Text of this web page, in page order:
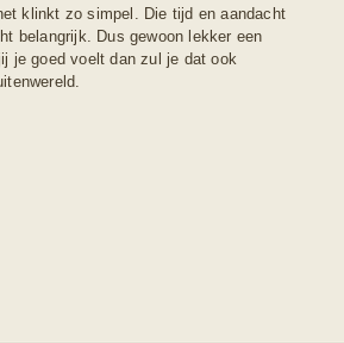
klinkt zo simpel. Die tijd en aandacht
belangrijk. Dus gewoon lekker een
je goed voelt dan zul je dat ook